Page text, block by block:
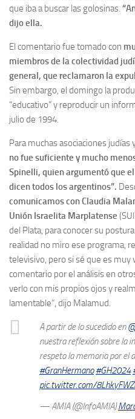
que iba a buscar las golosinas.
dijo ella.
El comentario fue tomado con
miembros de la colectividad
general, que reclamaron la
Sin embargo, el domingo la
“educativo” y reproducir un
julio de 1994.
Para muchas asociaciones judías
no fue suficiente y mucho
Spinelli, quien argumentó que
dicen todos los argentinos”.
comunicamos con Claudia
Unión Israelita Marplatense
del Plata, para conocer su
realidad no miro ese programa,
televisivo, pero si sé que es muy
comentario por el análisis en
verlo con mis propios ojos y
lamentable”, dijo Malamud.
A partir de lo sucedido en
nuestra reflexión sobre la
respeto la memoria por el
#GranHermano #GH2024
pic.twitter.com/
— AMIA (@InfoAMIA)